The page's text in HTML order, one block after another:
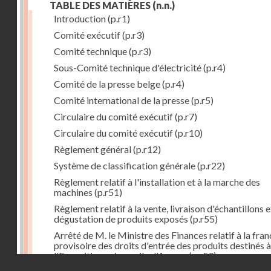
TABLE DES MATIÈRES (n.n.)
Introduction(p.r1)
Comité exécutif(p.r3)
Comité technique(p.r3)
Sous-Comité technique d'électricité(p.r4)
Comité de la presse belge(p.r4)
Comité international de la presse(p.r5)
Circulaire du comité exécutif(p.r7)
Circulaire du comité exécutif(p.r10)
Règlement général(p.r12)
Système de classification générale(p.r22)
Règlement relatif à l'installation et à la marche des
machines (p.r51)
Règlement relatif à la vente, livraison d'échantillons
dégustation de produits exposés (p.r55)
Arrêté de M. le Ministre des Finances relatif à la
provisoire des droits d'entrée des produits destinés à
l'Exposition universelle d'Anvers(p.r59)